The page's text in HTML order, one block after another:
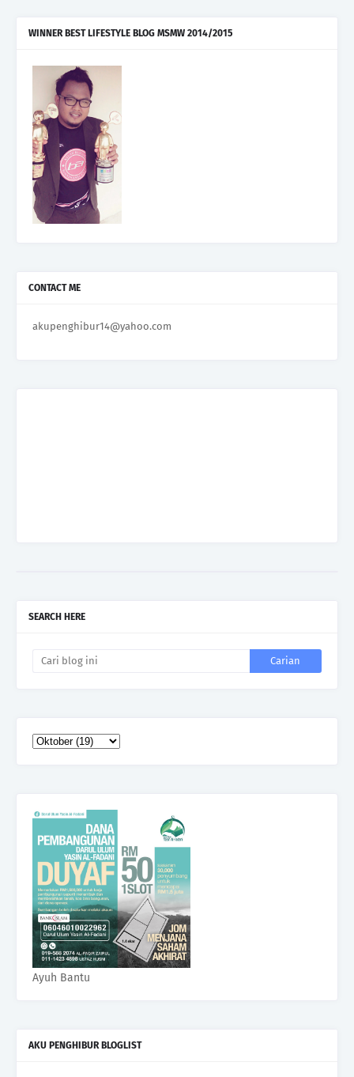
WINNER BEST LIFESTYLE BLOG MSMW 2014/2015
CONTACT ME
akupenghibur14@yahoo.com
SEARCH HERE
Ayuh Bantu
AKU PENGHIBUR BLOGLIST